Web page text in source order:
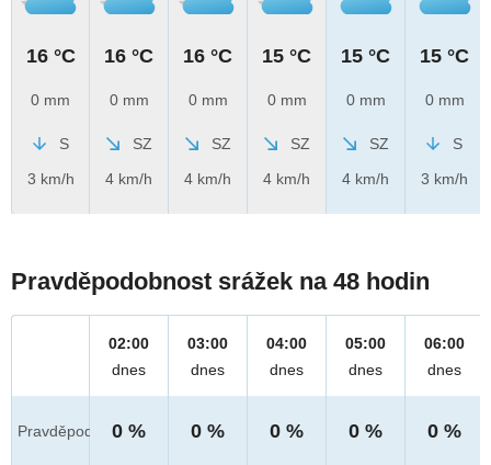
16 °C
0 mm
S
3 km/h
16 °C
0 mm
SZ
4 km/h
16 °C
0 mm
SZ
4 km/h
15 °C
0 mm
SZ
4 km/h
15 °C
0 mm
SZ
4 km/h
15 °C
0 mm
S
3 km/h
Pravděpodobnost srážek na 48 hodin
Pravděpod.
02:00
dnes
0 %
03:00
dnes
0 %
04:00
dnes
0 %
05:00
dnes
0 %
06:00
dnes
0 %